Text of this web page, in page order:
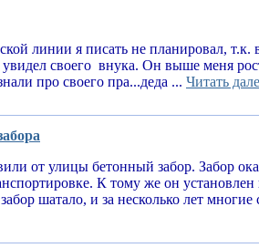
линии я писать не планировал, т.к.
увидел своего внука. Он выше меня
про своего пра...деда ... Читать
от улицы бетонный забор. Забор
К тому же он
шатало, и за несколько лет